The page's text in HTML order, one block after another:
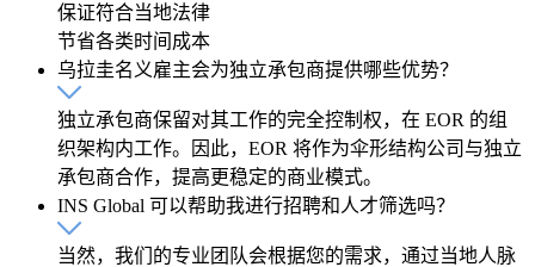
保证符合当地法律
节省各类时间成本
乌拉圭名义雇主会为独立承包商提供哪些优势？
独立承包商保留对其工作的完全控制权，在 EOR 的组
织架构内工作。因此，EOR 将作为伞形结构公司与独立
承包商合作，提高更稳定的商业模式。
INS Global 可以帮助我进行招聘和人才筛选吗？
当然，我们的专业团队会根据您的需求，通过当地人脉